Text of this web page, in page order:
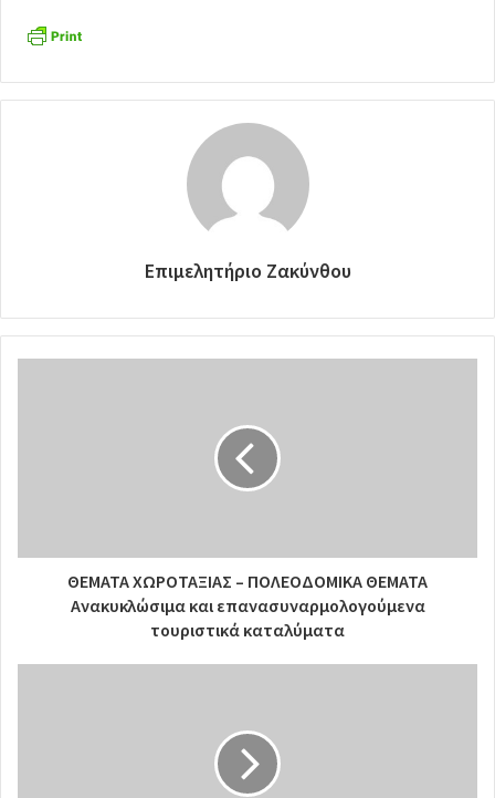
Επιμελητήριο Ζακύνθου
ΘΕΜΑΤΑ ΧΩΡΟΤΑΞΙΑΣ – ΠΟΛΕΟΔΟΜΙΚΑ ΘΕΜΑΤΑ
Ανακυκλώσιμα και επανασυναρμολογούμενα
τουριστικά καταλύματα